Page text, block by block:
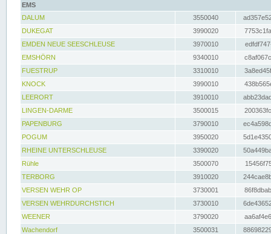
EMS
DALUM
3550040
DUKEGAT
3990020
EMDEN NEUE SEESCHLEUSE
3970010
EMSHÖRN
9340010
FUESTRUP
3310010
KNOCK
3990010
LEERORT
3910010
LINGEN-DARME
3500015
PAPENBURG
3790010
POGUM
3950020
RHEINE UNTERSCHLEUSE
3390020
Rühle
3500070
TERBORG
3910020
VERSEN WEHR OP
3730001
VERSEN WEHRDURCHSTICH
3730010
WEENER
3790020
Wachendorf
3500031